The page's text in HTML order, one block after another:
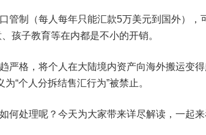
管制（每人每年只能汇款5万美元到国外），
孩子教育等在内都是不小的开销。
严格，将个人在大陆境内资产向海外搬运变
“个人分拆结售汇行为”被禁止。
何处理呢？今天为大家带来详尽解读，一起来